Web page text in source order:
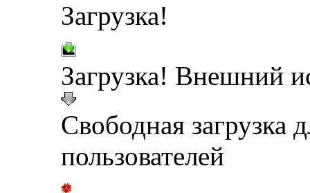
Загрузка!
Загрузка! Внешний
Свободная загрузка
пользователей